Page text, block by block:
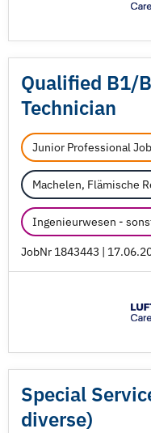
Qualified B1/
Technician
Junior Professional
Machelen, Flämische
Ingenieurwesen -
JobNr 1843443 |
Special
diverse)